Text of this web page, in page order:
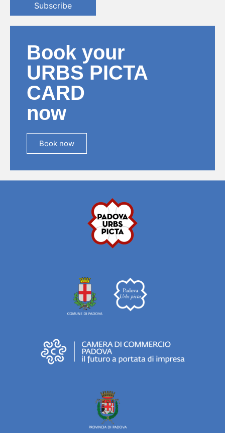
Subscribe
Book your
URBS PICTA
CARD
now
Book now